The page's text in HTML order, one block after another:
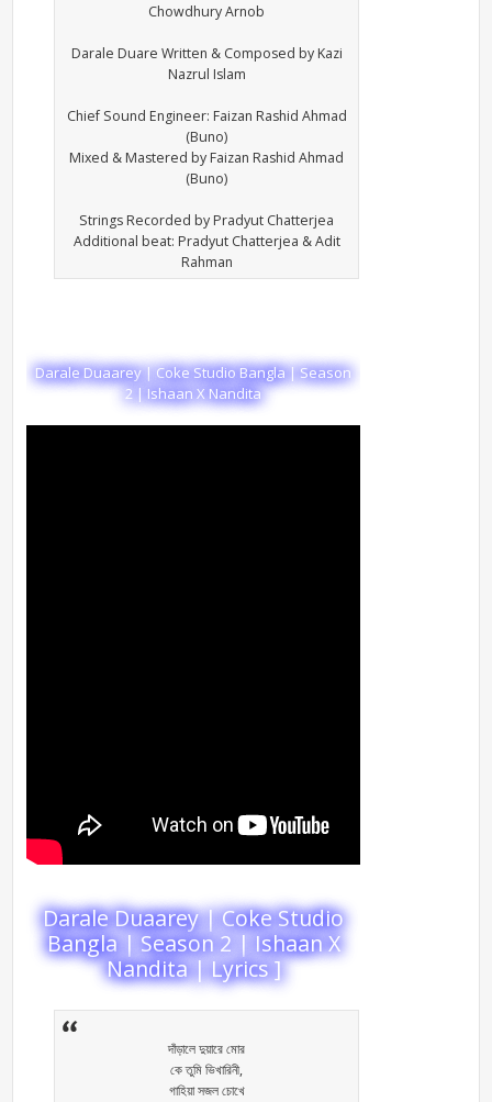
Chowdhury Arnob
Darale Duare Written & Composed by Kazi
Nazrul Islam
Chief Sound Engineer: Faizan Rashid Ahmad
(Buno)
Mixed & Mastered by Faizan Rashid Ahmad
(Buno)
Strings Recorded by Pradyut Chatterjea
Additional beat: Pradyut Chatterjea & Adit
Rahman
Darale Duaarey | Coke Studio Bangla | Season
2 | Ishaan X Nandita
Darale Duaarey | Coke Studio
Bangla | Season 2 | Ishaan X
Nandita | Lyrics ]
দাঁড়ালে দুয়ারে মোর
কে তুমি ভিখারিনী,
গাহিয়া সজল চোখে